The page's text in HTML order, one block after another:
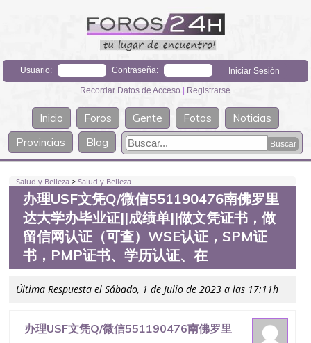
Usuario: Contraseña:
Recordar Datos de Acceso | Registrarse
Inicio Foros Gente Fotos
Noticias
Provincias
Blog
Salud y Belleza >Salud y Belleza
办理USF文凭Q/微信551190476南佛罗里
达大学办毕业证||成绩单||做文凭证书，做
留信网认证（可查）WSE认证，SPM证
书，PMP证书、学历认证、在
Última Respuesta el Sábado, 1 de Julio de 2023 a las 17:11h
办理USF文凭Q/微信551190476南佛罗里